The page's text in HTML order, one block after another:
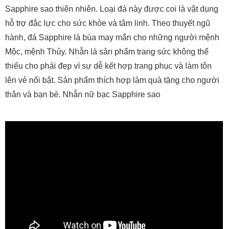
Sapphire sao thiên nhiên. Loại đá này được coi là vật dụng
hỗ trợ đắc lực cho sức khỏe và tâm linh. Theo thuyết ngũ
hành, đá Sapphire là bùa may mắn cho những người mệnh
Mộc, mệnh Thủy. Nhẫn là sản phẩm trang sức không thể
thiếu cho phái đẹp vì sự dễ kết hợp trang phục và làm tôn
lên vẻ nổi bật. Sản phẩm thích hợp làm quà tặng cho người
thân và bạn bè. Nhẫn nữ bạc Sapphire sao